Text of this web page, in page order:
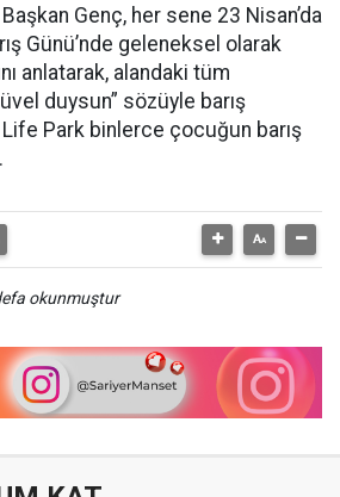
Genç, her sene 23 Nisan’da
Günü’nde geleneksel olarak
anlatarak, alandaki tüm
duysun” sözüyle barış
Life Park binlerce çocuğun barış
okunmuştur